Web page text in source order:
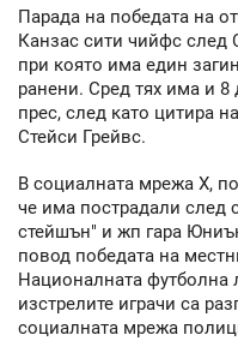
Парада на победата на
Канзас сити чийфс след
при която има един
ранени. Сред тях има и
прес, след като цитира
Стейси Грейвс.
В социалната мрежа X,
че има пострадали след
стейшън" и жп гара
повод победата на
Националната
изстрелите играчи са
социалната мрежа